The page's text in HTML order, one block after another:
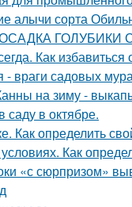
алычи сорта
ПОСАДКА
Как
- враги садовых
на зиму -
саду в октябре.
Как определить
Как
«с сюрпризом»